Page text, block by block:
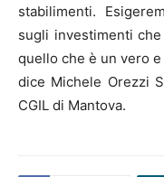
stabilimenti.
sugli investimenti
quello che è un vero
dice Michele Orezzi
CGIL di Mantova.